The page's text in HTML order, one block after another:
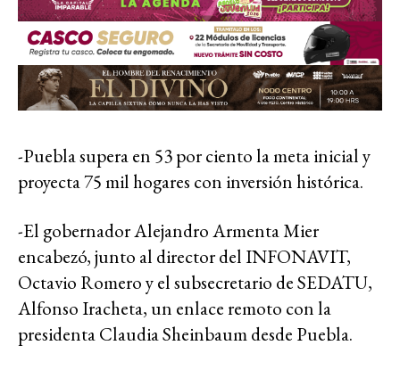
-Puebla supera en 53 por ciento la meta inicial y
proyecta 75 mil hogares con inversión histórica.
-El gobernador Alejandro Armenta Mier
encabezó, junto al director del INFONAVIT,
Octavio Romero y el subsecretario de SEDATU,
Alfonso Iracheta, un enlace remoto con la
presidenta Claudia Sheinbaum desde Puebla.